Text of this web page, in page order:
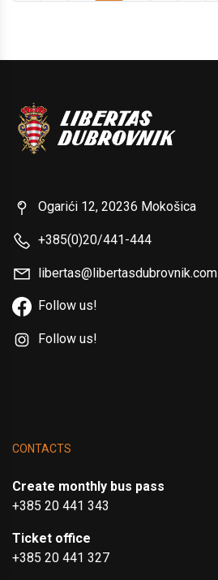
Ogarići 12, 20236 Mokošica
+385(0)20/441-444
libertas@libertasdubrovnik.com
Follow us!
Follow us!
CONTACTS
Create monthly bus pass
+385 20 441 343
Ticket office
+385 20 441 327